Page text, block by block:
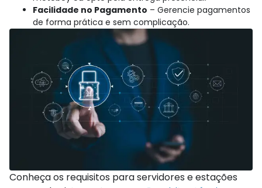
Facilidade no Pagamento – Gerencie pagamentos
de forma prática e sem complicação.
Conheça os requisitos para servidores e estações